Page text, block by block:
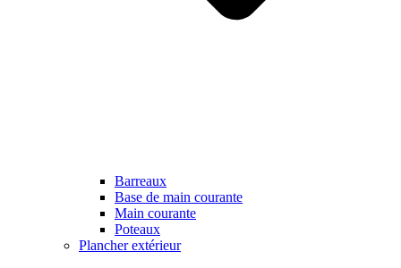
Barreaux
Base de main courante
Main courante
Poteaux
Plancher extérieur